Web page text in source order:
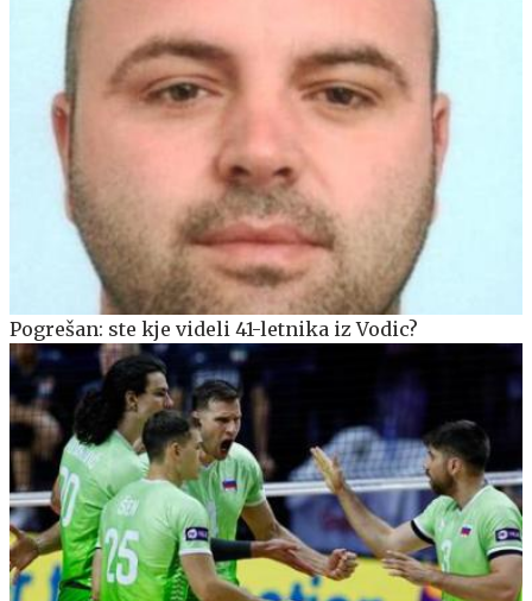
Pogrešan: ste kje videli 41-letnika iz Vodic?